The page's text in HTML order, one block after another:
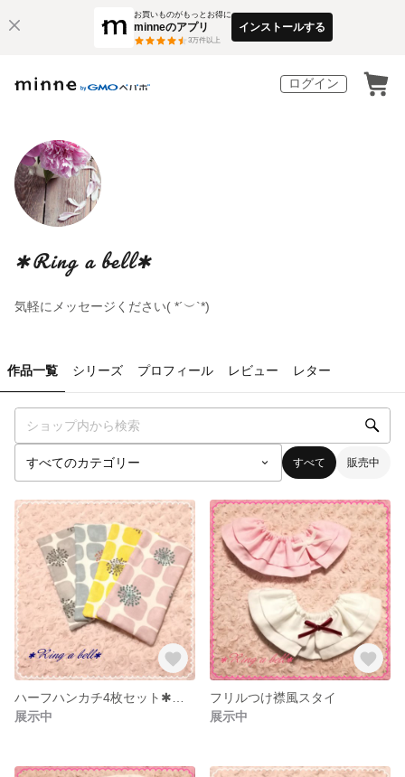
お買いものがもっとお得に
minneのアプリ
3万件以上
インストールする
ログイン
✱Ring a bell✱
気軽にメッセージください( *´︶`*)
作品一覧 シリーズ プロフィール レビュー レター
すべて 販売中
展示中
フリルつけ襟風スタイ
展示中